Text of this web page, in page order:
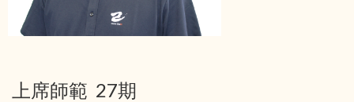
上席師範 27期